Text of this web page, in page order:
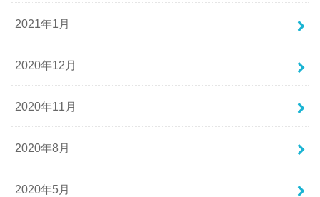
2021年1月
2020年12月
2020年11月
2020年8月
2020年5月